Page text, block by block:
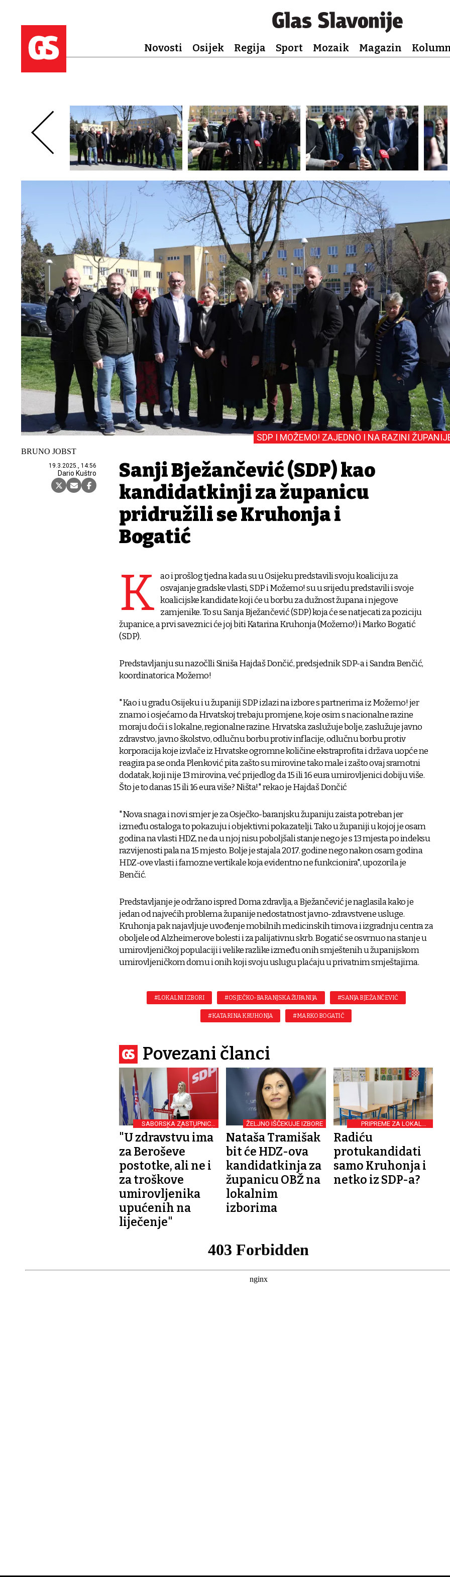
Novosti Osijek Regija Sport Mozaik Magazin
BRUNO JOBST
19.3.2025., 14:56
Dario Kuštro
SDP I MOŽEMO! ZAJEDNO I NA RAZINI
Sanji Bježančević (SDP) kao
kandidatkinji za županicu
pridružili se Kruhonja i
Bogatić
K ao i prošlog tjedna kada su u Osijeku predstavili svoju koaliciju za
osvajanje gradske vlasti, SDP i Možemo! su u srijedu predstavili i svoje
koalicijske kandidate koji će u borbu za dužnost župana i njegove
zamjenike. To su Sanja Bježančević (SDP) koja će se natjecati za poziciju
županice, a prvi saveznici će joj biti Katarina Kruhonja (Možemo!) i Marko Bogatić
(SDP).
Predstavljanju su nazočlli Siniša Hajdaš Dončić, predsjednik SDP-a i Sandra Benčić,
koordinatorica Možemo!
"Kao i u gradu Osijeku i u županiji SDP izlazi na izbore s partnerima iz Možemo! jer
znamo i osjećamo da Hrvatskoj trebaju promjene, koje osim s nacionalne razine
moraju doći i s lokalne, regionalne razine. Hrvatska zaslužuje bolje, zaslužuje javno
zdravstvo, javno školstvo, odlučnu borbu protiv inflacije, odlučnu borbu protiv
korporacija koje izvlače iz Hrvatske ogromne količine ekstraprofita i država uopće ne
reagira pa se onda Plenković pita zašto su mirovine tako male i zašto ovaj sramotni
dodatak, koji nije 13 mirovina, već prijedlog da 15 ili 16 eura umirovljenici dobiju više.
Što je to danas 15 ili 16 eura više? Ništa!" rekao je Hajdaš Dončić
"Nova snaga i novi smjer je za Osječko-baranjsku županiju zaista potreban jer
između ostaloga to pokazuju i objektivni pokazatelji. Tako u županiji u kojoj je osam
godina na vlasti HDZ, ne da u njoj nisu poboljšali stanje nego je s 13 mjesta po indeksu
razvijenosti pala na 15 mjesto. Bolje je stajala 2017. godine nego nakon osam godina
HDZ-ove vlasti i famozne vertikale koja evidentno ne funkcionira", upozorila je
Benčić.
Predstavljanje je održano ispred Doma zdravlja, a Bježančević je naglasila kako je
jedan od najvećih problema županije nedostatnost javno-zdravstvene usluge.
Kruhonja pak najavljuje uvođenje mobilnih medicinskih timova i izgradnju centra za
oboljele od Alzheimerove bolesti i za palijativnu skrb. Bogatić se osvrnuo na stanje u
umirovljeničkoj populaciji i velike razlike između onih smještenih u županijskom
umirovljeničkom domu i onih koji svoju uslugu plaćaju u privatnim smještajima.
#LOKALNI IZBORI #OSJEČKO-BARANJSKA ŽUPANIJA #SANJA BJEŽANČEVIĆ
#KATARINA KRUHONJA #MARKO BOGATIĆ
Povezani članci
SABORSKA ZASTUPNICA
S. BJEŽANČEVIĆ (SDP):
"U zdravstvu ima
za Beroševe
postotke, ali ne i
za troškove
umirovljenika
upućenih na
liječenje"
ŽELJNO IŠČEKUJE IZBORE
Nataša Tramišak
bit će HDZ-ova
kandidatkinja za
županicu OBŽ na
lokalnim
izborima
PRIPREME ZA LOKALNE
IZBORE
Radiću
protukandidati
samo Kruhonja i
netko iz SDP-a?